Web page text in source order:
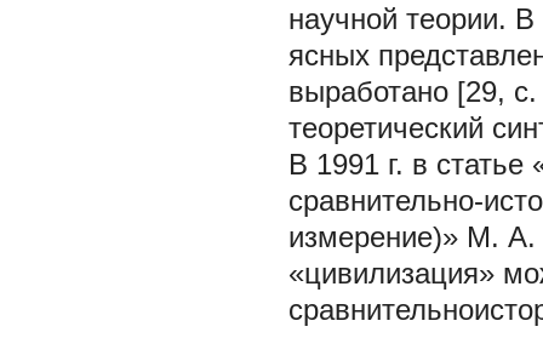
научной теории.
ясных
выработано [29,
теоретический
В 1991 г. в статье
сравнительно-
измерение)» М. А.
«цивилизация»